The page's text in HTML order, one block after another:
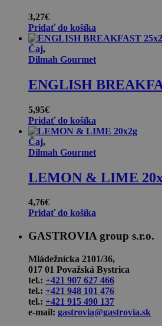
3,27€
Pridať do košíka
Čaj,
Dilmah Gourmet
ENGLISH
5,95€
Pridať do košíka
Čaj,
Dilmah Gourmet
LEMON & LIME
4,76€
Pridať do košíka
GASTROVIA group s.r.o.
Mládežnícka 2101/36,
017 01 Považská Bystrica
tel.: +421 907 627 466
tel.: +421 948 101 476
tel.: +421 915 490 137
e-mail: gastrovia@gastrovia.sk